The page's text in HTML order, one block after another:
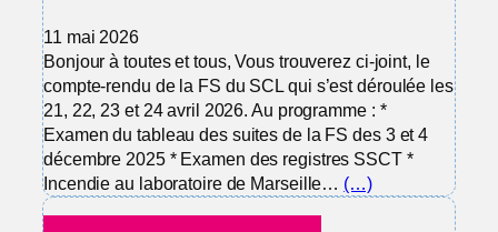
11 mai 2026
Bonjour à toutes et tous, Vous trouverez ci-joint, le
compte-rendu de la FS du SCL qui s’est déroulée les
21, 22, 23 et 24 avril 2026. Au programme : *
Examen du tableau des suites de la FS des 3 et 4
décembre 2025 * Examen des registres SSCT *
Incendie au laboratoire de Marseille… (…)